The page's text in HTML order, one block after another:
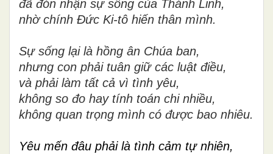
đã đón nhận sự sống của Thánh Linh,
nhờ chính Đức Ki-tô hiến thân mình.
Sự sống lại là hồng ân Chúa ban,
nhưng con phải tuân giữ các luật điều,
và phải làm tất cả vì tình yêu,
không so đo hay tính toán chi nhiều,
không quan trọng mình có được bao nhiêu.
Yêu mến đâu phải là tình cảm tự nhiên,